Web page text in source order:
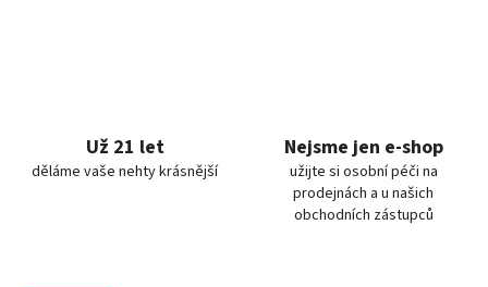
Už 21 let
děláme vaše nehty krásnější
Nejsme jen e-shop
užijte si osobní péči na
prodejnách a u našich
obchodních zástupců